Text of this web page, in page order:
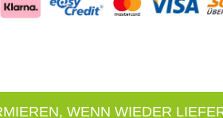
WENN WIEDER